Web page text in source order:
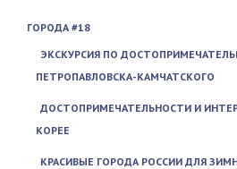
ГОРОДА #18
ЭКСКУРСИЯ ПО
ПЕТРОПАВЛОВСКА-КАМЧАТСКОГО
ДОСТОПРИМЕЧАТЕЛЬНОСТИ И
КОРЕЕ
КРАСИВЫЕ ГОРОДА РОССИИ ДЛЯ